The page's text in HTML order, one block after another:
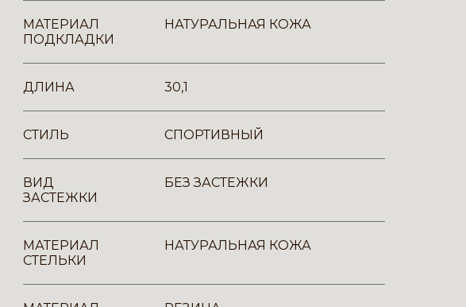
МАТЕРИАЛ
ПОДКЛАДКИ
НАТУРАЛЬНАЯ КОЖА
ДЛИНА 30,1
СТИЛЬ СПОРТИВНЫЙ
ВИД
ЗАСТЕЖКИ
БЕЗ ЗАСТЕЖКИ
МАТЕРИАЛ
СТЕЛЬКИ
НАТУРАЛЬНАЯ КОЖА